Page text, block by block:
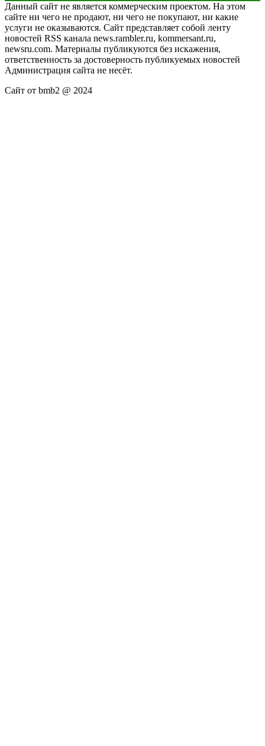
Данный сайт не является коммерческим проектом. На этом
сайте ни чего не продают, ни чего не покупают, ни какие
услуги не оказываются. Сайт представляет собой ленту
новостей RSS канала news.rambler.ru, kommersant.ru,
newsru.com. Материалы публикуются без искажения,
ответственность за достоверность публикуемых новостей
Администрация сайта не несёт.
Сайт от bmb2 @ 2024